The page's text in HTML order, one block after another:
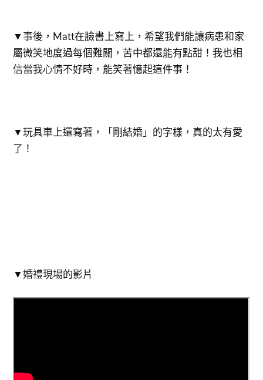
▼事後，Matt在臉書上寫上，希望我們能讓病患和家
屬微笑地度過每個難關，苦中都還能有點甜！我也相
信當我心情不好時，能笑著憶起這件事！
▼玩具車上還寫著，「剛結婚」的字樣，真的太有愛
了！
▼婚禮現場的影片